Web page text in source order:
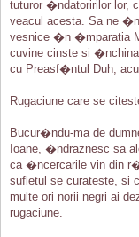
tuturor �ndatoririlor lor,
veacul acesta. Sa ne
vesnice �n �mparatia
cuvine cinste si
cu Preasf�ntul Duh,
Rugaciune care se
Bucur�ndu-ma de
Ioane, �ndraznesc sa
ca �ncercarile vin din
sufletul se curateste, si
multe ori norii negri ai
rugaciune.